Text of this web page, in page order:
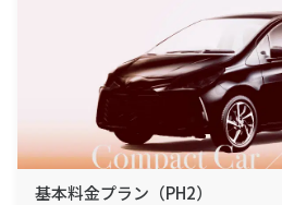
基本料金プラン（PH2）